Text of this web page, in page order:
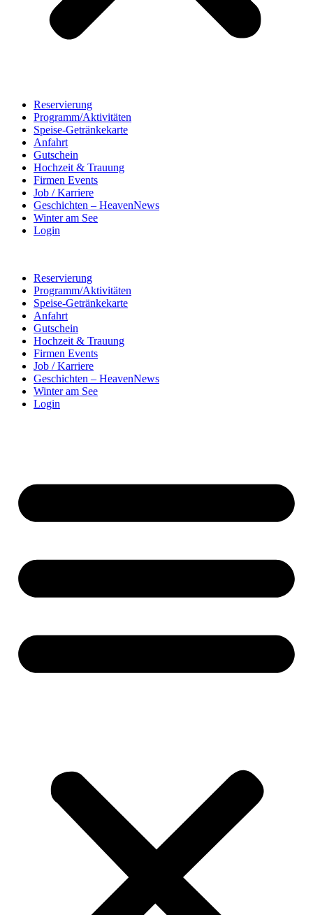
Reservierung
Programm/Aktivitäten
Speise-Getränkekarte
Anfahrt
Gutschein
Hochzeit & Trauung
Firmen Events
Job / Karriere
Geschichten – HeavenNews
Winter am See
Login
Reservierung
Programm/Aktivitäten
Speise-Getränkekarte
Anfahrt
Gutschein
Hochzeit & Trauung
Firmen Events
Job / Karriere
Geschichten – HeavenNews
Winter am See
Login